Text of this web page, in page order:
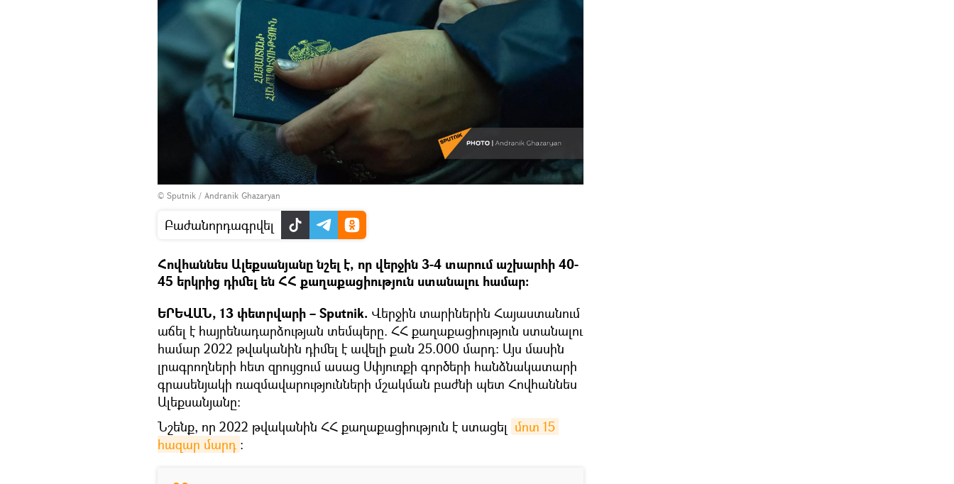
© Sputnik / Andranik Ghazaryan
Բաժանորդագրվել
Հովհաննես Ալեքսանյանը նշել է, որ վերջին 3-4 տարում աշխարհի 40-
45 երկրից դիմել են ՀՀ քաղաքացիություն ստանալու համար։
ԵՐԵՎԱՆ, 13 փետրվարի – Sputnik. Վերջին տարիներին Հայաստանում
աճել է հայրենադարձության տեմպերը. ՀՀ քաղաքացիություն ստանալու
համար 2022 թվականին դիմել է ավելի քան 25.000 մարդ։ Այս մասին
լրագրողների հետ զրույցում ասաց Սփյուռքի գործերի հանձնակատարի
գրասենյակի ռազմավարությունների մշակման բաժնի պետ Հովհաննես
Ալեքսանյանը։
Նշենք, որ 2022 թվականին ՀՀ քաղաքացիություն է ստացել մոտ 15
հազար մարդ ։